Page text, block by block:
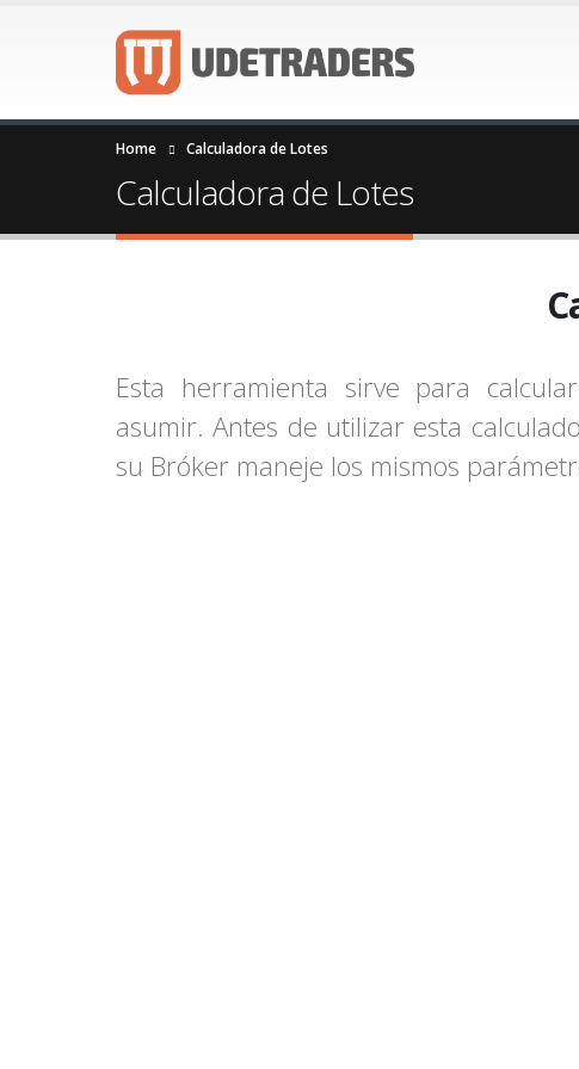
Home Calculadora de Lotes
Calculadora de Lotes
Esta herramienta sirve para
asumir. Antes de utilizar esta
su Bróker maneje los mismos